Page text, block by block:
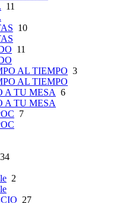
11
10
11
AL TIEMPO 3
AL TIEMPO
A TU MESA 6
A TU MESA
7
34
2
27